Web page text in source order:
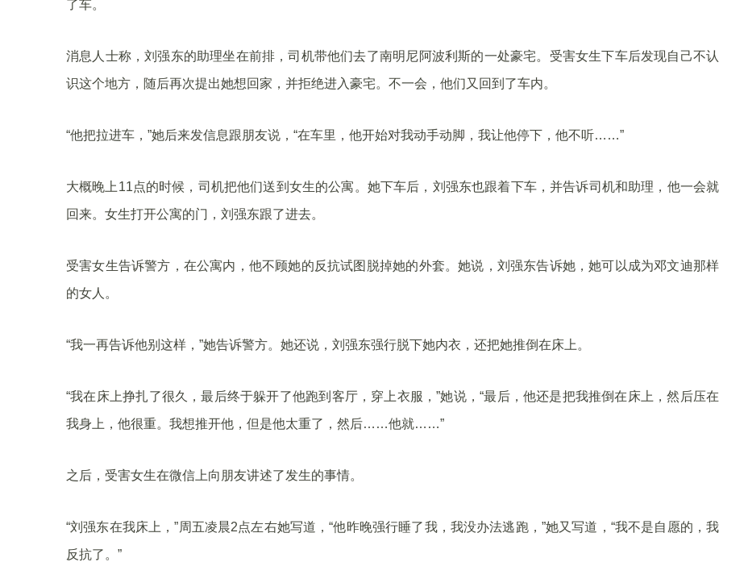
了车。
消息人士称，刘强东的助理坐在前排，司机带他们去了南明尼阿波利斯的一处豪宅。受害女生下车后发现自己不认
识这个地方，随后再次提出她想回家，并拒绝进入豪宅。不一会，他们又回到了车内。
“他把拉进车，”她后来发信息跟朋友说，“在车里，他开始对我动手动脚，我让他停下，他不听……”
大概晚上11点的时候，司机把他们送到女生的公寓。她下车后，刘强东也跟着下车，并告诉司机和助理，他一会就
回来。女生打开公寓的门，刘强东跟了进去。
受害女生告诉警方，在公寓内，他不顾她的反抗试图脱掉她的外套。她说，刘强东告诉她，她可以成为邓文迪那样
的女人。
“我一再告诉他别这样，”她告诉警方。她还说，刘强东强行脱下她内衣，还把她推倒在床上。
“我在床上挣扎了很久，最后终于躲开了他跑到客厅，穿上衣服，”她说，“最后，他还是把我推倒在床上，然后压在
我身上，他很重。我想推开他，但是他太重了，然后……他就……”
之后，受害女生在微信上向朋友讲述了发生的事情。
“刘强东在我床上，”周五凌晨2点左右她写道，“他昨晚强行睡了我，我没办法逃跑，”她又写道，“我不是自愿的，我
反抗了。”